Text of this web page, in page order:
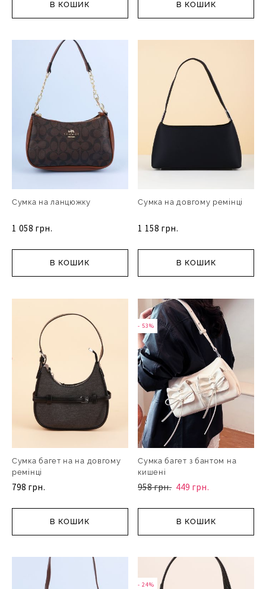
В КОШИК В КОШИК
Сумка на ланцюжку
1 058 грн.
В КОШИК
Сумка на довгому ремінці
1 158 грн.
В КОШИК
Сумка багет на на довгому
ремінці
798 грн.
В КОШИК
- 53%
Сумка багет з бантом на
кишені
958 грн. 449 грн.
В КОШИК
- 24%